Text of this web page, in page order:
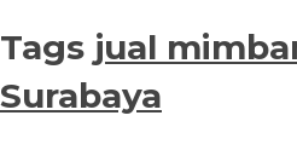
Tags jual
Surabaya